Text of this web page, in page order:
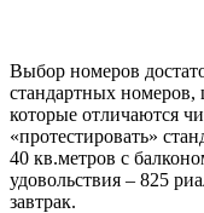
Выбор номеров
стандартных номеров,
которые отличаются
«протестировать»
40 кв.метров с
удовольствия – 825
завтрак.